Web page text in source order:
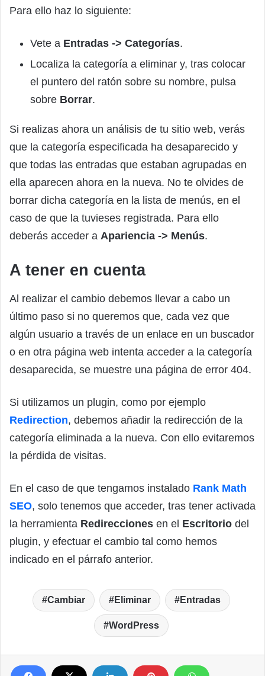
Para ello haz lo siguiente:
Vete a Entradas -> Categorías.
Localiza la categoría a eliminar y, tras colocar
el puntero del ratón sobre su nombre, pulsa
sobre Borrar.
Si realizas ahora un análisis de tu sitio web, verás
que la categoría especificada ha desaparecido y
que todas las entradas que estaban agrupadas en
ella aparecen ahora en la nueva. No te olvides de
borrar dicha categoría en la lista de menús, en el
caso de que la tuvieses registrada. Para ello
deberás acceder a Apariencia -> Menús.
A tener en cuenta
Al realizar el cambio debemos llevar a cabo un
último paso si no queremos que, cada vez que
algún usuario a través de un enlace en un buscador
o en otra página web intenta acceder a la categoría
desaparecida, se muestre una página de error 404.
Si utilizamos un plugin, como por ejemplo
Redirection, debemos añadir la redirección de la
categoría eliminada a la nueva. Con ello evitaremos
la pérdida de visitas.
En el caso de que tengamos instalado Rank Math
SEO, solo tenemos que acceder, tras tener activada
la herramienta Redirecciones en el Escritorio del
plugin, y efectuar el cambio tal como hemos
indicado en el párrafo anterior.
Cambiar Eliminar Entradas
WordPress